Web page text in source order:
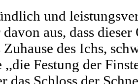
und
aus, dass
Zuhause des Ichs,
,,die Festung der
das Schloss der